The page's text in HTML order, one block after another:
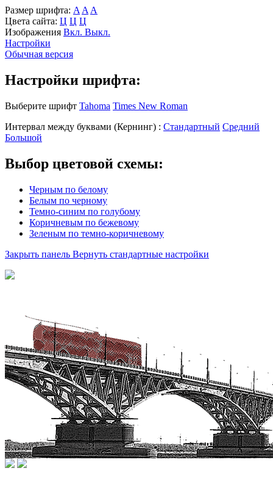
Размер шрифта: A A A
Цвета сайта: Ц Ц Ц
Изображения Вкл. Выкл.
Настройки
Обычная версия
Настройки шрифта:
Выберите шрифт Tahoma Times New Roman
Интервал между буквами (Кернинг) : Стандартный Средний
Большой
Выбор цветовой схемы:
Черным по белому
Белым по черному
Темно-синим по голубому
Коричневым по бежевому
Зеленым по темно-коричневому
Закрыть панель Вернуть стандартные настройки